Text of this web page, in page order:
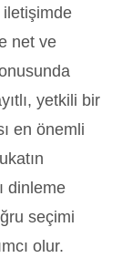
iletişimde
net ve
yetkili bir
en önemli
dinleme
seçimi
olur.